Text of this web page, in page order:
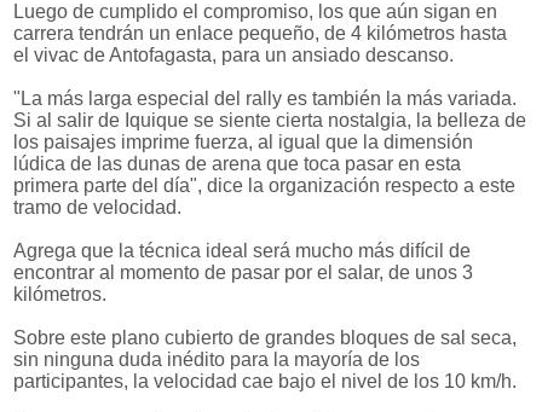
Luego de cumplido el compromiso, los que aún sigan en
carrera tendrán un enlace pequeño, de 4 kilómetros hasta
el vivac de Antofagasta, para un ansiado descanso.
"La más larga especial del rally es también la más variada.
Si al salir de Iquique se siente cierta nostalgia, la belleza de
los paisajes imprime fuerza, al igual que la dimensión
lúdica de las dunas de arena que toca pasar en esta
primera parte del día", dice la organización respecto a este
tramo de velocidad.
Agrega que la técnica ideal será mucho más difícil de
encontrar al momento de pasar por el salar, de unos 3
kilómetros.
Sobre este plano cubierto de grandes bloques de sal seca,
sin ninguna duda inédito para la mayoría de los
participantes, la velocidad cae bajo el nivel de los 10 km/h.